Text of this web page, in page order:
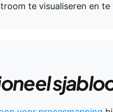
te visualiseren en te